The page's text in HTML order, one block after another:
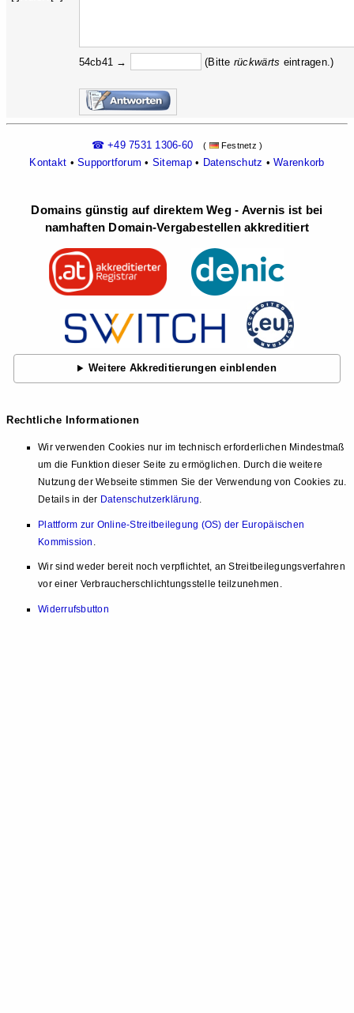
54cb41 → (Bitte rückwärts eintragen.)
☎ +49 7531 1306-60 ( Festnetz )
Kontakt •Supportforum • Sitemap• Datenschutz •Warenkorb
Domains günstig auf direktem Weg - Avernis ist bei
namhaften Domain-Vergabestellen akkreditiert
Weitere Akkreditierungen einblenden
Rechtliche Informationen
Wir verwenden Cookies nur im technisch erforderlichen Mindestmaß
um die Funktion dieser Seite zu ermöglichen. Durch die weitere
Nutzung der Webseite stimmen Sie der Verwendung von Cookies zu.
Details in der Datenschutzerklärung.
Plattform zur Online-Streitbeilegung (OS) der Europäischen
Kommission
Wir sind weder bereit noch verpflichtet, an Streitbeilegungsverfahren
vor einer Verbraucherschlichtungsstelle teilzunehmen.
Widerrufsbutton